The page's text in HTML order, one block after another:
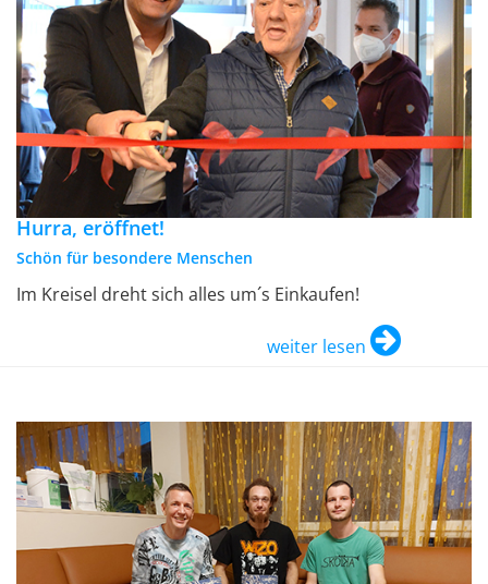
Hurra, eröffnet!
Schön für besondere Menschen
Im Kreisel dreht sich alles um´s Einkaufen!
weiter lesen